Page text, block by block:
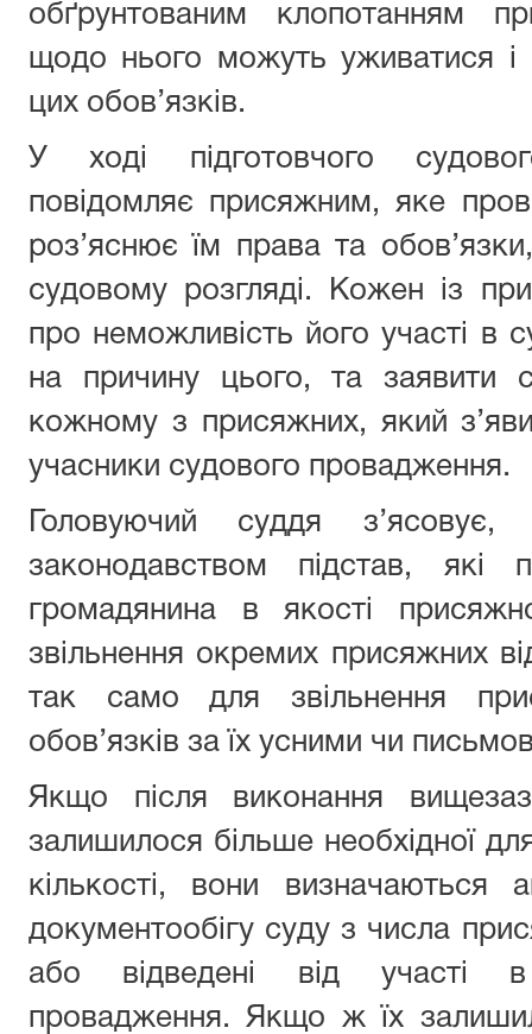
обґрунтованим клопотанням
щодо нього можуть уживатися і
цих обов’язків.
У ході підготовчого
повідомляє присяжним, яке
роз’яснює їм права та
судовому розгляді. Кожен із
про неможливість його участі в
на причину цього, та заявити
кожному з присяжних, який
учасники судового провадження.
Головуючий суддя
законодавством підстав, які
громадянина в якості
звільнення окремих присяжних
так само для звільнення
обов’язків за їх усними чи
Якщо після виконання
залишилося більше необхідної
кількості, вони визначаються
документообігу суду з числа
або відведені від участі в
провадження. Якщо ж їх